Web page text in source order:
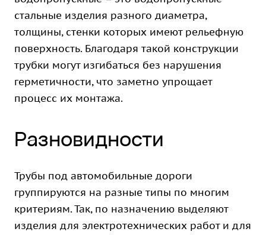
стальные изделия разного диаметра,
толщины, стенки которых имеют рельефную
поверхность. Благодаря такой конструкции
трубки могут изгибаться без нарушения
герметичности, что заметно упрощает
процесс их монтажа.
Разновидности
Трубы под автомобильные дороги
группируются на разные типы по многим
критериям. Так, по назначению выделяют
изделия для электротехнических работ и для